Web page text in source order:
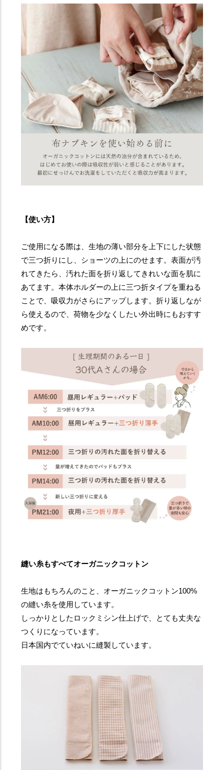
【使い方】
ご使用になる際は、生地の薄い部分を上下にした状態
で三つ折りにし、ショーツの上にのせます。表面が汚
れてきたら、汚れた面を折り返してきれいな面を肌に
あてます。本体ホルダーの上に三つ折タイプを重ねる
ことで、吸収力がさらにアップします。折り返しなが
ら使えるので、荷物を少なくしたい外出時にもおすす
めです。
縫い糸もすべてオーガニックコットン
生地はもちろんのこと、オーガニックコットン100%
の縫い糸を使用しています。
しっかりとしたロックミシン仕上げで、とても丈夫な
つくりになっています。
日本国内でていねいに縫製しています。